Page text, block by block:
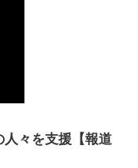
人々を支援【報道